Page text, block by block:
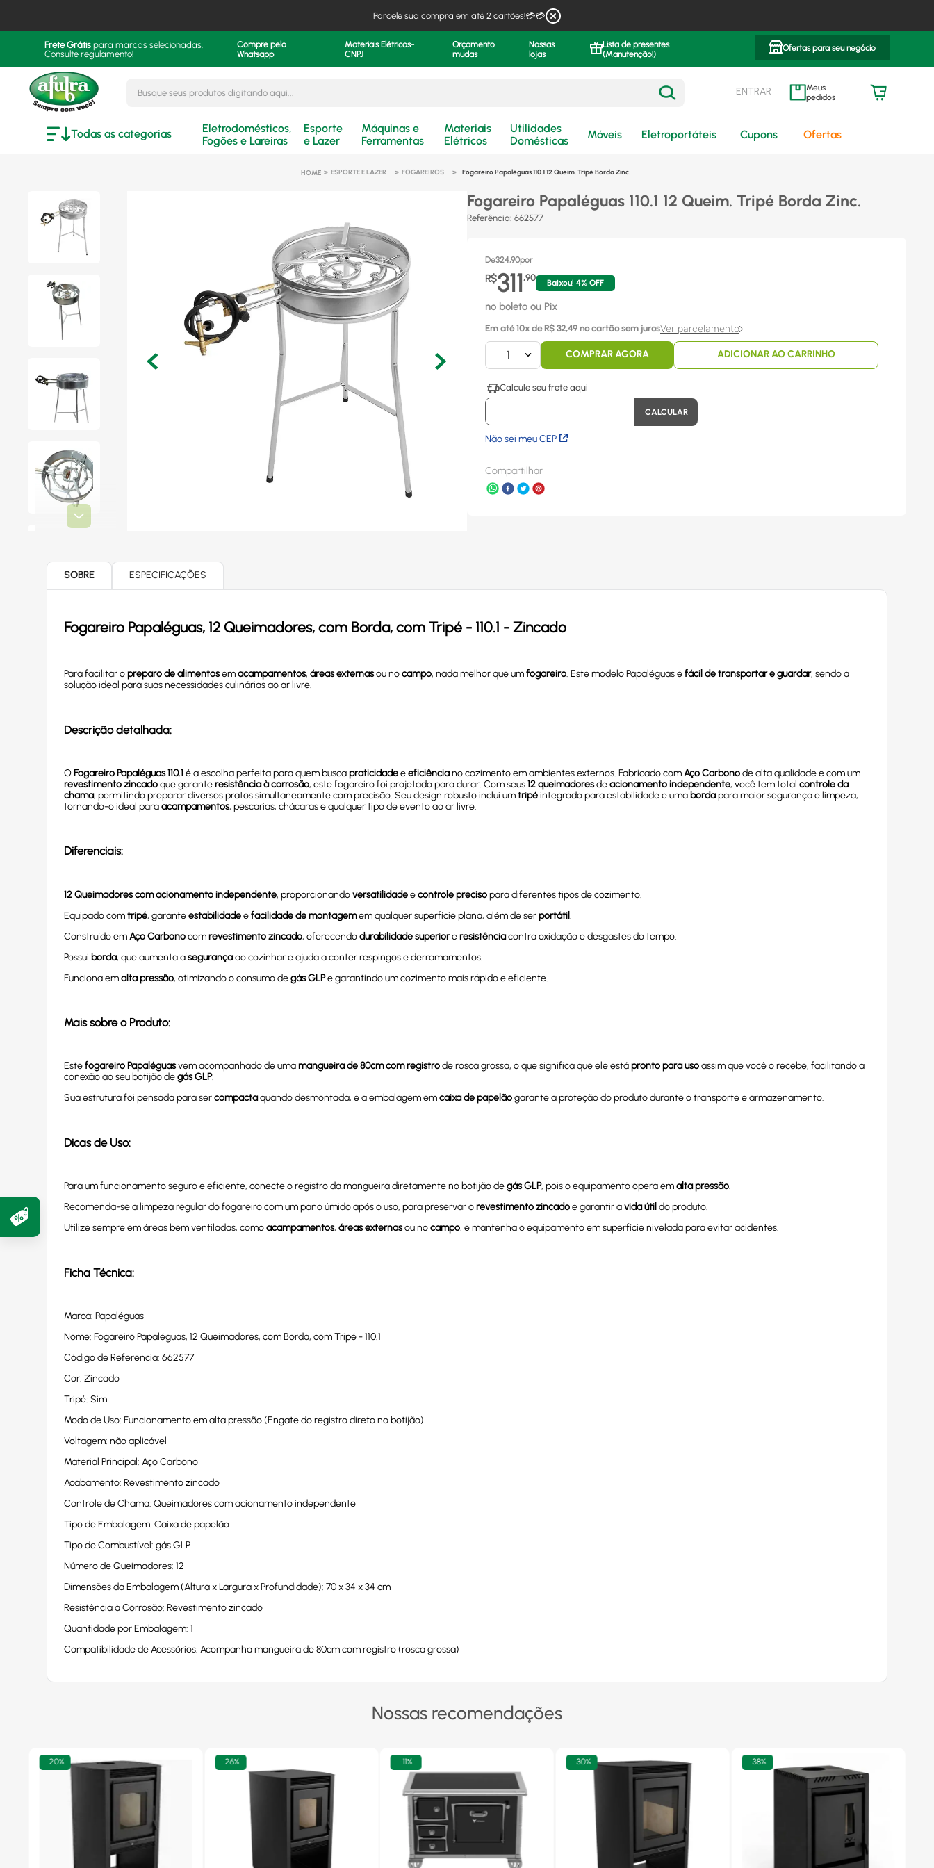
Parcele sua compra em até 2 cartões!💳💳
Frete Grátis para marcas selecionadas.
Consulte regulamento!
Compre pelo
Whatsapp
Materiais Elétricos-
CNPJ
Orçamento
mudas
Nossas
lojas
Lista de presentes
(Manutenção!)
Ofertas para seu negócio
ENTRAR meus pedidos
Todas as categorias
Eletrodomésticos,
Fogões e Lareiras
Esporte
e Lazer
Máquinas e
Ferramentas
Materiais
Elétricos
Utilidades
Domésticas
Móveis Eletroportáteis Cupons Ofertas
ESPORTE E LAZER FOGAREIROS Fogareiro Papaléguas 110.1 12 Queim. Tripé Borda Zinc.
Fogareiro Papaléguas 110.1 12 Queim. Tripé Borda Zinc.
Referência: 662577
De324,90por
R$311,90
Baixou! 4% OFF
no boleto ou Pix
Em até 10x de R$ 32,49 no cartão sem jurosVer parcelamento
1 COMPRAR AGORA ADICIONAR AO CARRINHO
Não sei meu CEP
Compartilhar
SOBRE ESPECIFICAÇÕES
Fogareiro Papaléguas, 12 Queimadores, com Borda, com Tripé - 110.1 - Zincado
Para facilitar opreparo de alimentosemacampamentos,áreas externasou nocampo, nada melhor que umfogareiro. Este modelo Papaléguas éfácil de transportar e guardar, sendo a
solução ideal para suas necessidades culinárias ao ar livre.
Descrição detalhada:
OFogareiro Papaléguas 110.1é a escolha perfeita para quem buscapraticidadeeeficiênciano cozimento em ambientes externos. Fabricado comAço Carbonode alta qualidade e com um
revestimento zincadoque garanteresistência à corrosão, este fogareiro foi projetado para durar. Com seus12 queimadoresdeacionamento independente, você tem totalcontrole da
chama, permitindo preparar diversos pratos simultaneamente com precisão. Seu design robusto inclui umtripéintegrado para estabilidade e uma bordapara maior segurança e limpeza,
tornando-o ideal paraacampamentos, pescarias, chácaras e qualquer tipo de evento ao ar livre.
Diferenciais:
12 Queimadores com acionamento independente, proporcionandoversatilidadeecontrole precisopara diferentes tipos de cozimento.
Equipado comtripé, garanteestabilidadeefacilidade de montagemem qualquer superfície plana, além de serportátil.
Construído emAço Carbonocomrevestimento zincado, oferecendodurabilidade superioreresistênciacontra oxidação e desgastes do tempo.
Possui borda, que aumenta asegurançaao cozinhar e ajuda a conter respingos e derramamentos.
Funciona emalta pressão, otimizando o consumo degás GLPe garantindo um cozimento mais rápido e eficiente.
Mais sobre o Produto:
Estefogareiro Papaléguasvem acompanhado de umamangueira de 80cm com registrode rosca grossa, o que significa que ele estápronto para usoassim que você o recebe, facilitando a
conexão ao seu botijão degás GLP.
Sua estrutura foi pensada para sercompactaquando desmontada, e a embalagem emcaixa de papelãogarante a proteção do produto durante o transporte e armazenamento.
Dicas de Uso:
Para um funcionamento seguro e eficiente, conecte o registro da mangueira diretamente no botijão degás GLP, pois o equipamento opera emalta pressão.
Recomenda-se a limpeza regular do fogareiro com um pano úmido após o uso, para preservar orevestimento zincadoe garantir avida útil do produto.
Utilize sempre em áreas bem ventiladas, comoacampamentos,áreas externasou nocampo, e mantenha o equipamento em superfície nivelada para evitar acidentes.
Ficha Técnica:
Marca: Papaléguas
Nome: Fogareiro Papaléguas, 12 Queimadores, com Borda, com Tripé - 110.1
Código de Referencia: 662577
Cor: Zincado
Tripé: Sim
Modo de Uso: Funcionamento em alta pressão (Engate do registro direto no botijão)
Voltagem: não aplicável
Material Principal: Aço Carbono
Acabamento: Revestimento zincado
Controle de Chama: Queimadores com acionamento independente
Tipo de Embalagem: Caixa de papelão
Tipo de Combustível: gás GLP
Número de Queimadores: 12
Dimensões da Embalagem (Altura x Largura x Profundidade): 70 x 34 x 34 cm
Resistência à Corrosão: Revestimento zincado
Quantidade por Embalagem: 1
Compatibilidade de Acessórios: Acompanha mangueira de 80cm com registro (rosca grossa)
Nossas recomendações
-20% -26% -11% -30% -38%